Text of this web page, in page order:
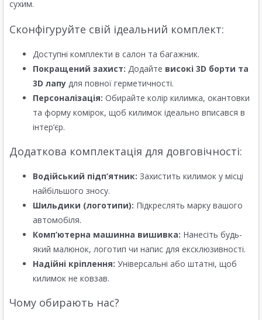
сухим.
Сконфігуруйте свій ідеальний комплект:
Доступні комплекти в салон та багажник.
Покращений захист: Додайте високі 3D борти та
3D лапу для повної герметичності.
Персоналізація: Обирайте колір килимка, окантовки
та форму комірок, щоб килимок ідеально вписався в
інтер’єр.
Додаткова комплектація для довговічності:
Водійський підп’ятник: Захистить килимок у місці
найбільшого зносу.
Шильдики (логотипи): Підкреслять марку вашого
автомобіля.
Комп’ютерна машинна вишивка: Нанесіть будь-
який малюнок, логотип чи напис для ексклюзивності.
Надійні кріплення: Універсальні або штатні, щоб
килимок не ковзав.
Чому обирають нас?